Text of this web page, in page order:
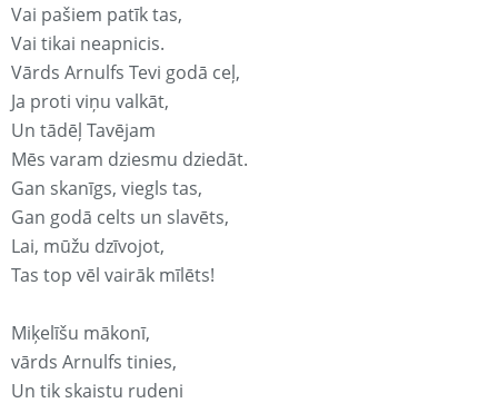
Vai pašiem patīk tas,
Vai tikai neapnicis.
Vārds Arnulfs Tevi godā ceļ,
Ja proti viņu valkāt,
Un tādēļ Tavējam
Mēs varam dziesmu dziedāt.
Gan skanīgs, viegls tas,
Gan godā celts un slavēts,
Lai, mūžu dzīvojot,
Tas top vēl vairāk mīlēts!
Miķelīšu mākonī,
vārds Arnulfs tinies,
Un tik skaistu rudeni